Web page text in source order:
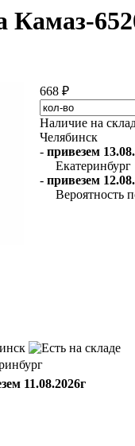
Камаз-
668 ₽
Наличие на
Челябинск
- привезем
Екатеринбург
- привезем
Вероятность
11.08.2026г